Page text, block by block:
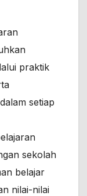
praktik
setiap
sekolah
belajar
nilai-nilai